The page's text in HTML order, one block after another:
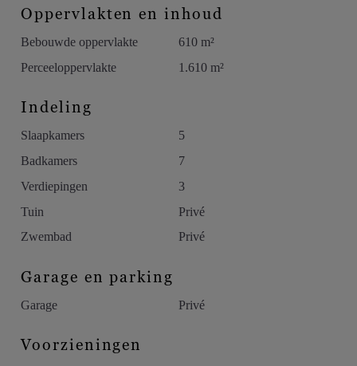
Oppervlakten en inhoud
Bebouwde oppervlakte
610 m²
Perceeloppervlakte
1.610 m²
Indeling
Slaapkamers
5
Badkamers
7
Verdiepingen
3
Tuin
Privé
Zwembad
Privé
Garage en parking
Garage Privé
Voorzieningen